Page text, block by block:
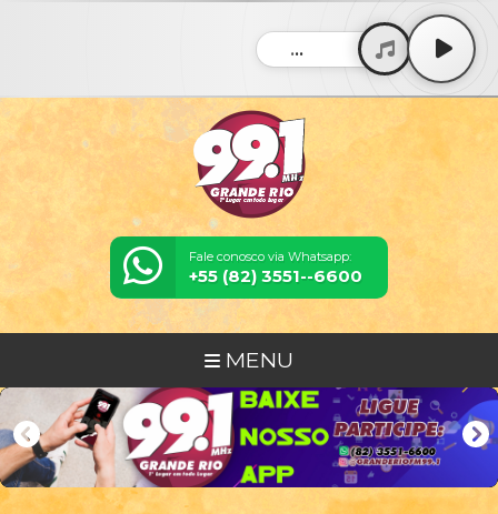
...
Fale conosco via Whatsapp:
+55 (82) 3551--6600
MENU